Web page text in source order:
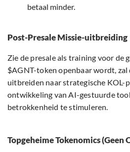
betaal minder.
Post-Presale Missie-uitbreiding
Zie de presale als training voor de
$AGNT-token openbaar wordt, zal
uitbreiden naar strategische KOL-
ontwikkeling van AI-gestuurde
betrokkenheid te stimuleren.
Topgeheime Tokenomics (Geen